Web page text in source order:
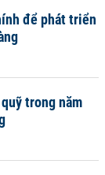
để phát triển
trong năm